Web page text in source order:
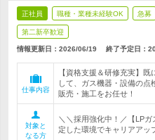
正社員 職種・業種未経験OK 急募
第二新卒歓迎
情報更新日：2026/06/19 終了予定日：
仕事内容
【資格支援＆研修充実】
して、ガス機器・設備の
販売・施工をお任せ！
対象と
なる方
＼＼採用強化中！／【LP
定した環境でキャリアアッ